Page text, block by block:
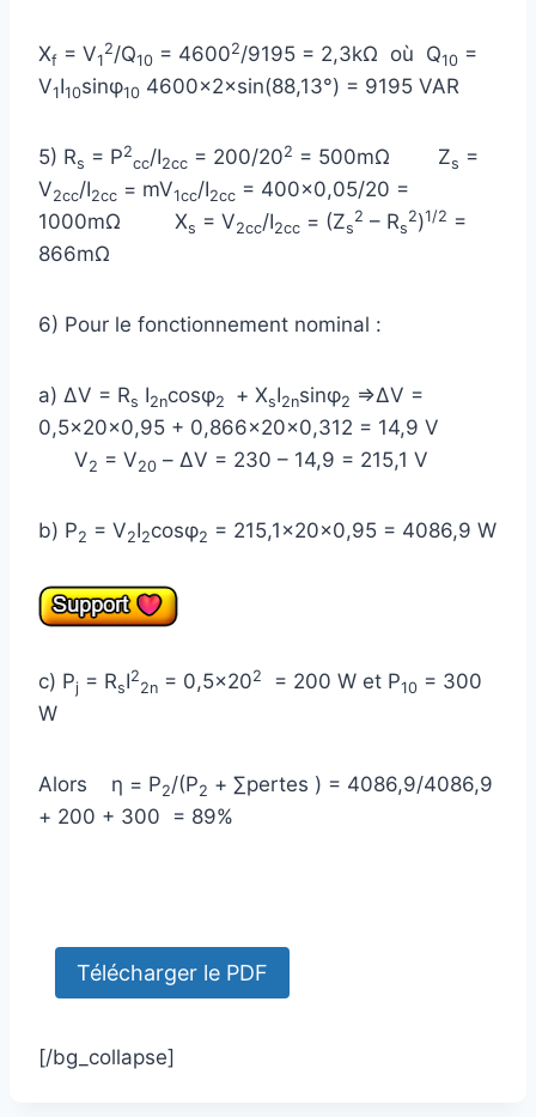
Xf = V1
2/Q10 = 46002/9195 = 2,3kΩ où Q10 =
V1I10sinφ10 4600×2×sin(88,13°) = 9195 VAR
5) Rs = P2
cc/I2cc = 200/202 = 500mΩ Zs =
V2cc/I2cc = mV1cc/I2cc = 400×0,05/20 =
1000mΩ Xs = V2cc/I2cc = (Zs
2 – Rs
2)1/2 =
866mΩ
6) Pour le fonctionnement nominal :
a) ΔV = Rs I2ncosφ2 + XsI2nsinφ2 ⇒ΔV =
0,5×20×0,95 + 0,866×20×0,312 = 14,9 V
V2 = V20 – ΔV = 230 – 14,9 = 215,1 V
b) P2 = V2I2cosφ2 = 215,1×20×0,95 = 4086,9 W
c) Pj = RsI2
2n = 0,5×202 = 200 W et P10 = 300
W
Alors η = P2/(P2 + ∑pertes ) = 4086,9/4086,9
+ 200 + 300 = 89%
[/bg_collapse]